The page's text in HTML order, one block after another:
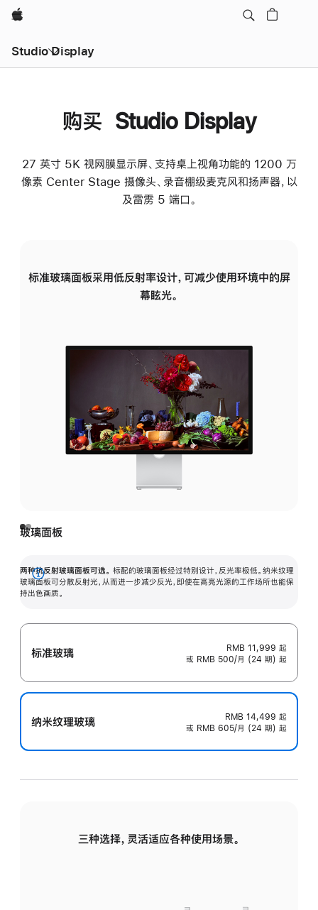
Apple
Studio Display
购买 Studio Display
27 英寸 5K 视网膜显示屏、支持桌上视角功能的 1200 万
像素 Center Stage 摄像头、录音棚级麦克风和扬声器，以
及雷雳 5 端口。
标准玻璃面板采用低反射率设计，可减少使用环境中的屏
幕眩光。
玻璃面板
两种抗反射玻璃面板可选。 标配的玻璃面板经过特别设计，反光率极低。纳米纹理
玻璃面板可分散反射光，从而进一步减少反光，即使在高亮光源的工作场所也能保
持出色画质。
展
开
标准玻璃 RMB 11,999 起
或 RMB 500/月 (24 期) 起
纳米纹理玻璃 RMB 14,499 起
或 RMB 605/月 (24 期) 起
三种选择，灵活适应各种使用场景。